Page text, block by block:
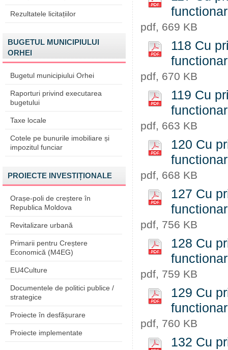
Rezultatele licitațiilor
BUGETUL MUNICIPIULUI
ORHEI
Bugetul municipiului Orhei
Raporturi privind executarea
bugetului
Taxe locale
Cotele pe bunurile imobiliare și
impozitul funciar
PROIECTE INVESTIȚIONALE
Orașe-poli de creștere în
Republica Moldova
Revitalizare urbană
Primarii pentru Creștere
Economică (M4EG)
EU4Culture
Documentele de politici publice /
strategice
Proiecte în desfășurare
Proiecte implementate
pdf, 669 KB
118 Cu
pdf, 670 KB
119 Cu
pdf, 663 KB
120 Cu
pdf, 668 KB
127 Cu
pdf, 756 KB
128 Cu
pdf, 759 KB
129 Cu
pdf, 760 KB
132 Cu